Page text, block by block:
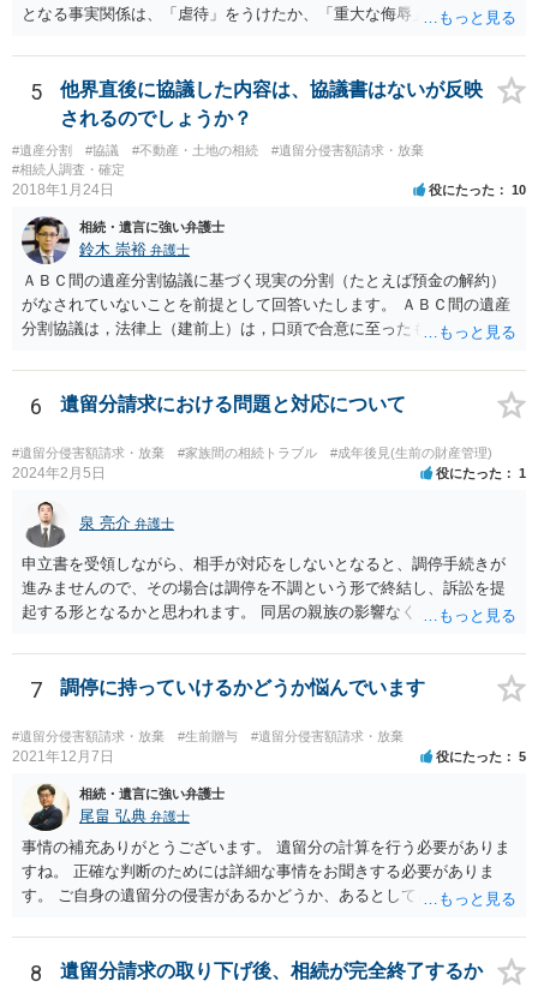
となる事実関係は、「虐待」をうけたか、「重大な侮辱」を受けた
「廃除」は遺言でも可能です（民法８９３条）。 弁護士に具体的な事
情を話して相談して、「廃除」が可能か、実際に法律相談を受けるこ
とをお勧めします。
5
他界直後に協議した内容は、協議書はないが反映
されるのでしょうか？
#遺産分割 #協議 #不動産・土地の相続
#遺留分侵害額請求・放棄
#相続人調査・確定
2018年1月24日 役にたった 10
相続・遺言に強い弁護士
鈴木 崇裕 弁護士
ＡＢＣ間の遺産分割協議に基づく現実の分割（たとえば預金の解約）
がなされていないことを前提として回答いたします。 ＡＢＣ間の遺産
分割協議は，法律上（建前上）は，口頭で合意に至ったものであって
ん。 また，不動産の名義を移転するためには，遺産分割協議書への署
名捺印を得る必要があります。 したがって，残念ながら，「ＡＢＣ間
の遺産分割協議が有効に成立している」という前提に基づく主張は困
難と思われます。 「ＡＢＣ間の遺産分割協議は未了のまま，ＡとＢが
死亡し，二次相続が発生した」という前提に基づいて協議を進める必
議の内容を前提とした主張をすることが最も有利ですが，ＡＢの相続
人は応じない姿勢を示していることから，実現は困難だと思います。
主張としては維持しつつも，現実的な解決方法（遺産分割協議の落と
しどころ）としては，譲歩することを甘受しなければならないかもし
れません。
6 遺留分請求における問題と対応について
#遺留分侵害額請求・放棄 #家族間の相続トラブル #成年後見(生前の財産管理)
2024年2月5日 役にたった 1
泉 亮介 弁護士
申立書を受領しながら、相手が対応をしないとなると、調停手続きが
進みませんので、その場合は調停を不調という形で終結し、訴訟を提
起する形となるかと思われます。 同居の親族の影響なく、というのは
め、後からひっくり返すということは難しくなってくるかと思われま
す。 公開相談の場でのご相談については、どうしても限界が出てしま
7 調停に持っていけるかどうか悩んでいます
#遺留分侵害額請求・放棄 #生前贈与 #遺留分侵害額請求・放棄
2021年12月7日 役にたった 5
相続・遺言に強い弁護士
尾畠 弘典 弁護士
事情の補充ありがとうございます。 遺留分の計算を行う必要がありま
すね。 正確な判断のためには詳細な事情をお聞きする必要がありま
す。 ご自身の遺留分の侵害があるかどうか、あるとしてどの程度の金
相談されるのが良いと思います。
8
遺留分請求の取り下げ後、相続が完全終了するか